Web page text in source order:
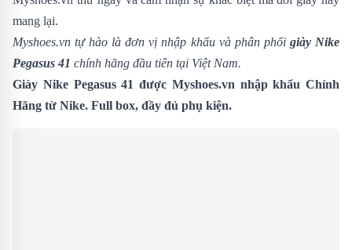
mang lại.
Myshoes.vn tự hào là đơn vị nhập khẩu và phân phối giày Nike
Pegasus 41 chính hãng đầu tiên tại Việt Nam.
Giày Nike Pegasus 41 được Myshoes.vn nhập khẩu Chính
Hãng từ Nike. Full box, đầy đủ phụ kiện.